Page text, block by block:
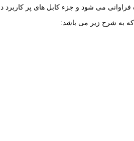
فراوانی می شود و جزء کابل های پر